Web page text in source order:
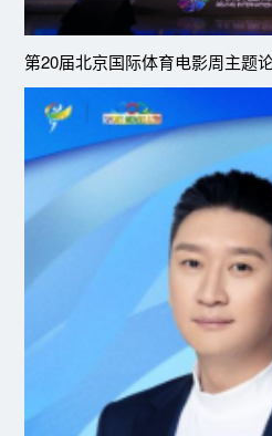
第20届北京国际体育电影周主题